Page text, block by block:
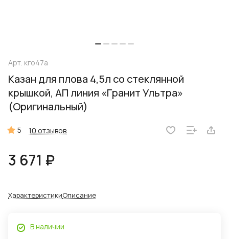
Арт. кго47а
Казан для плова 4,5л со стеклянной
крышкой, АП линия «Гранит Ультра»
(Оригинальный)
5 10 отзывов
3 671 ₽
ХарактеристикиОписание
В наличии